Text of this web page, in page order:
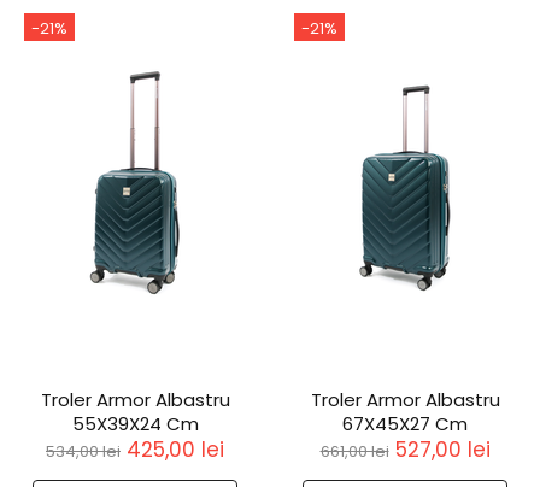
-21%
Troler Armor Albastru
55X39X24 Cm
534,00 lei 425,00 lei
-21%
Troler Armor Albastru
67X45X27 Cm
661,00 lei 527,00 lei